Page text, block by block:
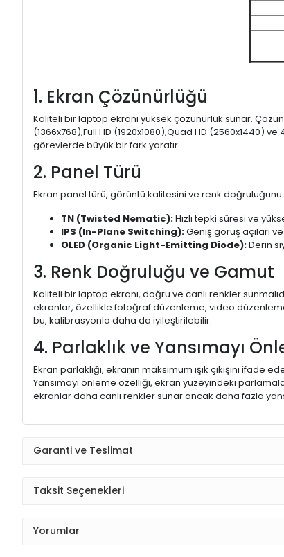
1. Ekran Çözünürlüğü
Kaliteli bir laptop ekranı yüksek çözünürlük sunar.
(1366x768),Full HD (1920x1080),Quad HD (2560x1440)
görevlerde büyük bir fark yaratır.
2. Panel Türü
Ekran panel türü, görüntü kalitesini ve renk
TN (Twisted Nematic):Hızlı tepki süresi ve
IPS (In-Plane Switching):Geniş görüş açıları
OLED (Organic Light-Emitting Diode):Derin
3. Renk Doğruluğu ve Gamut
Kaliteli bir laptop ekranı, doğru ve canlı renkler
ekranlar, özellikle fotoğraf düzenleme, video
bu, kalibrasyonla daha da iyileştirilebilir.
4. Parlaklık ve Yansımayı
Ekran parlaklığı, ekranın maksimum ışık çıkışını
Yansımayı önleme özelliği, ekran yüzeyindeki
ekranlar daha canlı renkler sunar ancak daha fazla
Garanti ve Teslimat
Taksit Seçenekleri
Yorumlar